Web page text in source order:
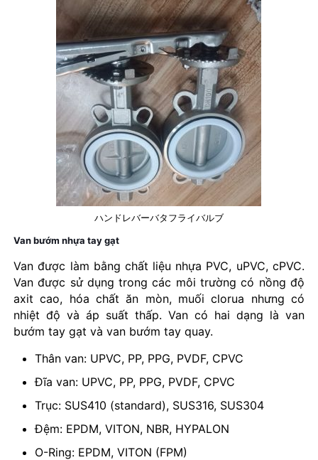
ハンドレバーバタフライバルブ
Van bướm nhựa tay gạt
Van được làm bằng chất liệu nhựa PVC, uPVC, cPVC.
Van được sử dụng trong các môi trường có nồng độ
axit cao, hóa chất ăn mòn, muối clorua nhưng có
nhiệt độ và áp suất thấp. Van có hai dạng là van
bướm tay gạt và van bướm tay quay.
Thân van: UPVC, PP, PPG, PVDF, CPVC
Đĩa van: UPVC, PP, PPG, PVDF, CPVC
Trục: SUS410 (standard), SUS316, SUS304
Đệm: EPDM, VITON, NBR, HYPALON
O-Ring: EPDM, VITON (FPM)